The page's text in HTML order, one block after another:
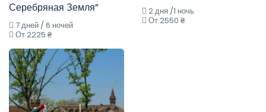
Серебряная Земля”
7 дней / 6 ночей
От 2225 ₴
2 дня /1 ночь
От 2550 ₴